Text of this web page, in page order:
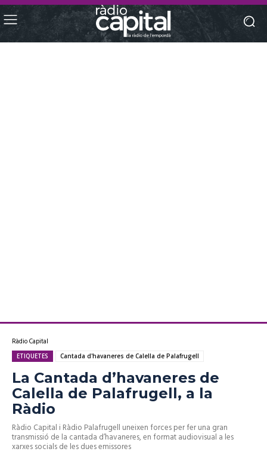
Ràdio Capital
ETIQUETES Cantada d'havaneres de Calella de Palafrugell
La Cantada d’havaneres de
Calella de Palafrugell, a la
Ràdio
Ràdio Capital i Ràdio Palafrugell uneixen forces per fer una gran
transmissió de la cantada d’havaneres, en format audiovisual a les
xarxes socials de les dues emissores